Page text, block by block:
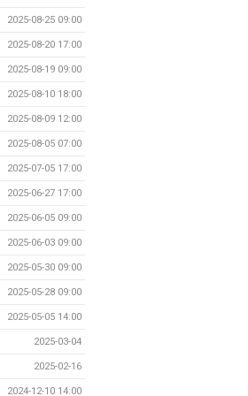
2025-08-25 09:00
2025-08-20 17:00
2025-08-19 09:00
2025-08-10 18:00
2025-08-09 12:00
2025-08-05 07:00
2025-07-05 17:00
2025-06-27 17:00
2025-06-05 09:00
2025-06-03 09:00
2025-05-30 09:00
2025-05-28 09:00
2025-05-05 14:00
2025-03-04
2025-02-16
2024-12-10 14:00